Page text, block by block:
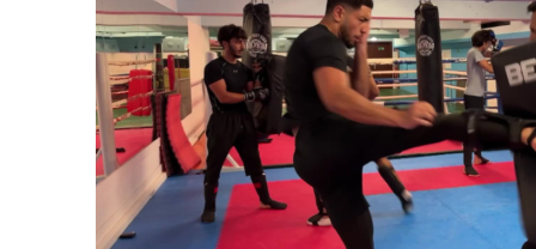
08 août 2026Consulter l'article "Un nouveau club de
Au Moeraske, Bart Hanssens
recense des insectes de plus en
plus rares